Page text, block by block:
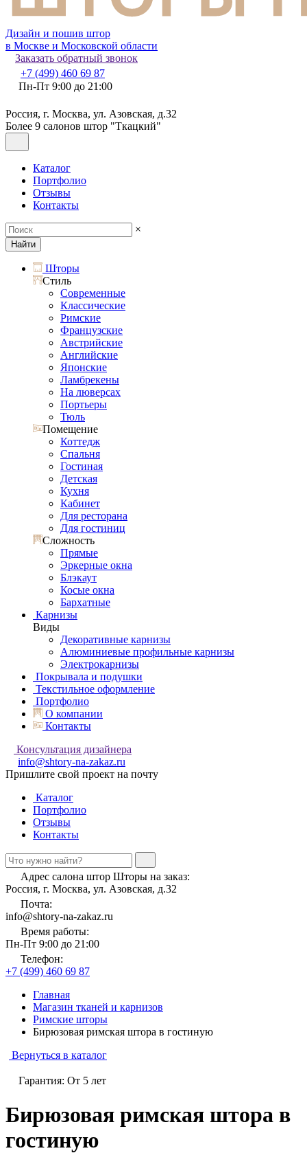
Дизайн и пошив штор
в Москве и Московской области
Заказать обратный звонок
+7 (499) 460 69 87
Пн-Пт 9:00 до 21:00
Россия, г. Москва, ул. Азовская, д.32
Более 9 салонов штор "Ткацкий"
Каталог
Портфолио
Отзывы
Контакты
×
Найти
Шторы
Стиль
Современные
Классические
Римские
Французские
Австрийские
Английские
Японские
Ламбрекены
На люверсах
Портьеры
Тюль
Помещение
Коттедж
Спальня
Гостиная
Детская
Кухня
Кабинет
Для ресторана
Для гостиниц
Сложность
Прямые
Эркерные окна
Блэкаут
Косые окна
Бархатные
Карнизы
Виды
Декоративные карнизы
Алюминиевые профильные карнизы
Электрокарнизы
Покрывала и подушки
Текстильное оформление
Портфолио
О компании
Контакты
Консультация дизайнера
info@shtory-na-zakaz.ru
Пришлите свой проект на почту
Каталог
Портфолио
Отзывы
Контакты
Адрес салона штор Шторы на заказ:
Россия, г. Москва, ул. Азовская, д.32
Почта:
info@shtory-na-zakaz.ru
Время работы:
Пн-Пт 9:00 до 21:00
Телефон:
+7 (499) 460 69 87
Главная
Магазин тканей и карнизов
Римские шторы
Бирюзовая римская штора в гостиную
Вернуться в каталог
Гарантия: От 5 лет
Бирюзовая римская штора в
гостиную